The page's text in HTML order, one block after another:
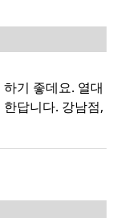
기 좋데요. 열대
답니다. 강남점,